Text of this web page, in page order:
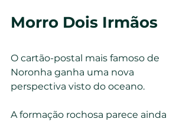
Morro Dois Irmãos
O cartão-postal mais famoso de
Noronha ganha uma nova
perspectiva visto do oceano.
A formação rochosa parece ainda